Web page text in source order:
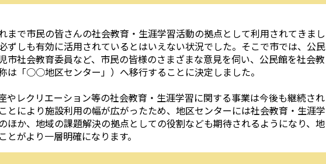
まで市民の皆さんの社会教育・生涯学習活動の拠点として利用されてきまし
ずしも有効に活用されているとはいえない状況でした。そこで市では、公民
市社会教育委員など、市民の皆様のさまざまな意見を伺い、公民館を社会教
は「○○地区センター」）へ移行することに決定しました。
やレクリエーション等の社会教育・生涯学習に関する事業は今後も継続され
とにより施設利用の幅が広がったため、地区センターには社会教育・生涯学
ほか、地域の課題解決の拠点としての役割なども期待されるようになり、地
がより一層明確になります。